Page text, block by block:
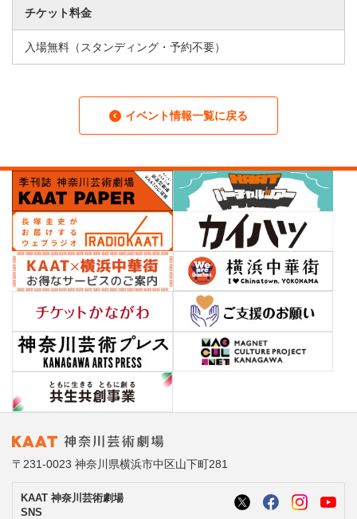
チケット料金
入場無料（スタンディング・予約不要）
イベント情報一覧に戻る
〒231-0023 神奈川県横浜市中区山下町281
KAAT 神奈川芸術劇場
SNS